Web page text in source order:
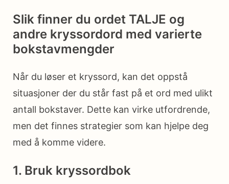
Slik finner du ordet TALJE og
andre kryssordord med varierte
bokstavmengder
Når du løser et kryssord, kan det oppstå
situasjoner der du står fast på et ord med ulikt
antall bokstaver. Dette kan virke utfordrende,
men det finnes strategier som kan hjelpe deg
med å komme videre.
1. Bruk kryssordbok